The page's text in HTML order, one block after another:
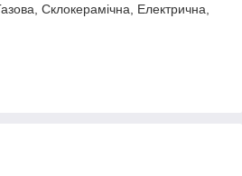
Склокерамічна, Електрична,